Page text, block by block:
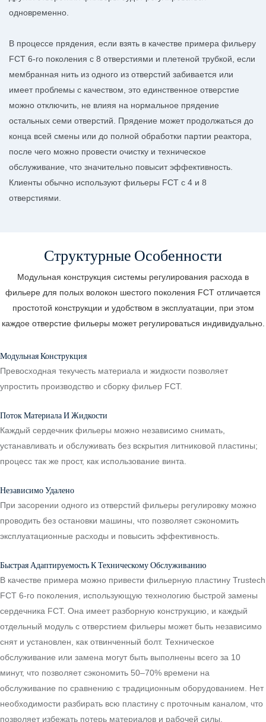
одновременно.
В процессе прядения, если взять в качестве примера фильеру
FCT 6-го поколения с 8 отверстиями и плетеной трубкой, если
мембранная нить из одного из отверстий забивается или
имеет проблемы с качеством, это единственное отверстие
можно отключить, не влияя на нормальное прядение
остальных семи отверстий. Прядение может продолжаться до
конца всей смены или до полной обработки партии реактора,
после чего можно провести очистку и техническое
обслуживание, что значительно повысит эффективность.
Клиенты обычно используют фильеры FCT с 4 и 8
отверстиями.
Структурные Особенности
Модульная конструкция системы регулирования расхода в
фильере для полых волокон шестого поколения FCT отличается
простотой конструкции и удобством в эксплуатации, при этом
каждое отверстие фильеры может регулироваться индивидуально.
Модульная Конструкция
Превосходная текучесть материала и жидкости позволяет
упростить производство и сборку фильер FCT.
Поток Материала И Жидкости
Каждый сердечник фильеры можно независимо снимать,
устанавливать и обслуживать без вскрытия литниковой пластины;
процесс так же прост, как использование винта.
Независимо Удалено
При засорении одного из отверстий фильеры регулировку можно
проводить без остановки машины, что позволяет сэкономить
эксплуатационные расходы и повысить эффективность.
Быстрая Адаптируемость К Техническому Обслуживанию
В качестве примера можно привести фильерную пластину Trustech
FCT 6-го поколения, использующую технологию быстрой замены
сердечника FCT. Она имеет разборную конструкцию, и каждый
отдельный модуль с отверстием фильеры может быть независимо
снят и установлен, как отвинченный болт. Техническое
обслуживание или замена могут быть выполнены всего за 10
минут, что позволяет сэкономить 50–70% времени на
обслуживание по сравнению с традиционным оборудованием. Нет
необходимости разбирать всю пластину с проточным каналом, что
позволяет избежать потерь материалов и рабочей силы.